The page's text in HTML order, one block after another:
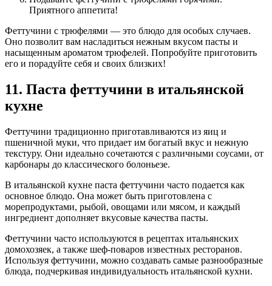
Приятного аппетита!
Феттучини с трюфелями — это блюдо для особых случаев.
Оно позволит вам насладиться нежным вкусом пасты и
насыщенным ароматом трюфелей. Попробуйте приготовить
его и порадуйте себя и своих близких!
11. Паста феттучини в итальянской
кухне
Феттучини традиционно приготавливаются из яиц и
пшеничной муки, что придает им богатый вкус и нежную
текстуру. Они идеально сочетаются с различными соусами, от
карбонары до классического болоньезе.
В итальянской кухне паста феттучини часто подается как
основное блюдо. Она может быть приготовлена с
морепродуктами, рыбой, овощами или мясом, и каждый
ингредиент дополняет вкусовые качества пасты.
Феттучини часто используются в рецептах итальянских
домохозяек, а также шеф-поваров известных ресторанов.
Используя феттучини, можно создавать самые разнообразные
блюда, подчеркивая индивидуальность итальянской кухни.